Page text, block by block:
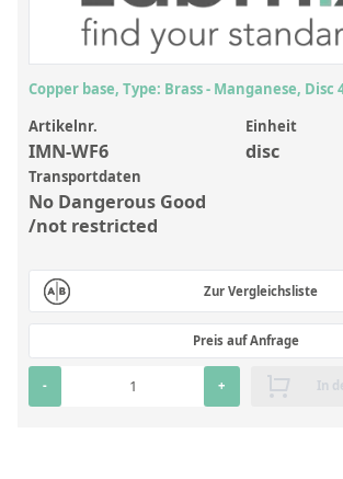
Laborvergleichsuntersuchungen (LVU/PT)
Laborbedarf und Verbrauchsmaterialien
Custom-Made
Übersicht: Kundenspezifische Standards
Organische Analyten | Rückstandsanalytik
Metallstandards | Setting Up Samples (SUS)
Copper base, Type: Brass - Manganese, Disc
Artikelnr.
IMN-WF6
Einheit
disc
Transportdaten
No Dangerous Good
/not restricted
Zur Vergleichsliste
Preis auf Anfrage
- + In